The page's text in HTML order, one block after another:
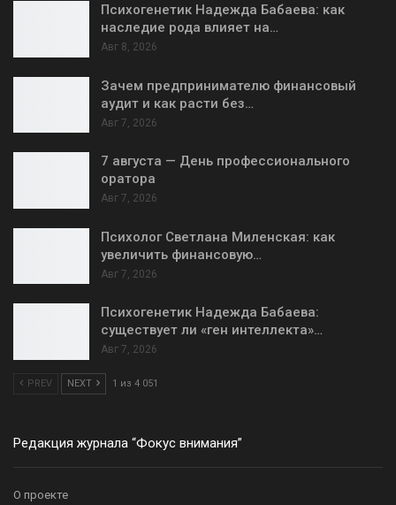
Психогенетик Надежда Бабаева: как
наследие рода влияет на…
Авг 8, 2026
Зачем предпринимателю финансовый
аудит и как расти без…
Авг 7, 2026
7 августа — День профессионального
оратора
Авг 7, 2026
Психолог Светлана Миленская: как
увеличить финансовую…
Авг 7, 2026
Психогенетик Надежда Бабаева:
существует ли «ген интеллекта»…
Авг 7, 2026
PREV NEXT 1 из 4 051
Редакция журнала “Фокус внимания”
О проекте